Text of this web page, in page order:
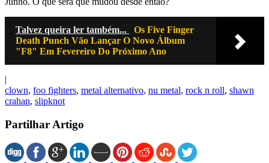
Talvez queira ler também...
Os Five Finger
Death Punch Vão Lançar O Novo Álbum
"F8" Em Fevereiro Do Próximo Ano
|
clown, foo fighters, metal alternativo, nu metal, rock n roll, shawn
crahan, slipknot
Partilhar Artigo